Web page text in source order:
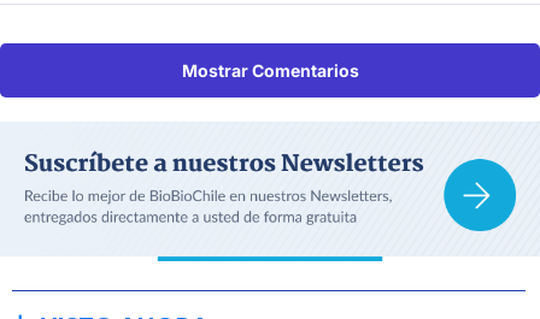
Mostrar Comentarios